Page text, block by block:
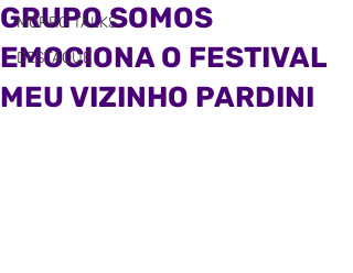
MORRO TALKS
DESTAQUE
GRUPO SOMOS
EMOCIONA O FESTIVAL
MEU VIZINHO PARDINI